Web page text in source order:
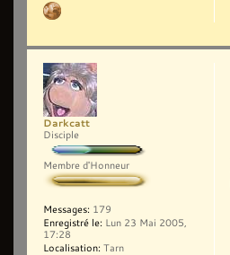
Darkcatt
Disciple
Membre d'Honneur
Messages: 179
Enregistré le: Lun 23 Mai 2005,
17:28
Localisation: Tarn